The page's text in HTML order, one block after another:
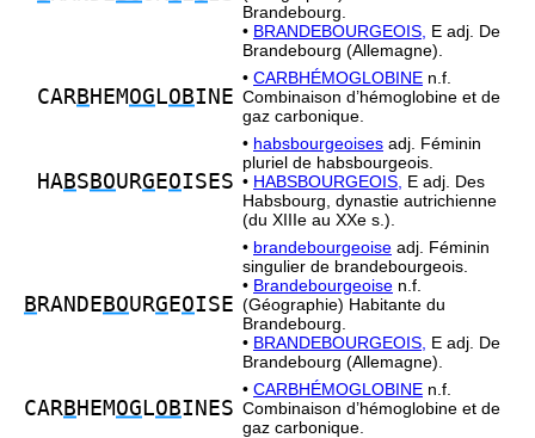
Brandebourg.
• BRANDEBOURGEOIS, E adj. De
Brandebourg (Allemagne).
CARB HEMOG LOBINE
• CARBHÉMOGLOBINE n.f.
Combinaison d’hémoglobine et de
gaz carbonique.
HABS BOURG EOISES
• habsbourgeoises adj. Féminin
pluriel de habsbourgeois.
• HABSBOURGEOIS, E adj. Des
Habsbourg, dynastie autrichienne
(du XIIIe au XXe s.).
B RANDE BOURG EOISE
• brandebourgeoise adj. Féminin
singulier de brandebourgeois.
• Brandebourgeoise n.f.
(Géographie) Habitante du
Brandebourg.
• BRANDEBOURGEOIS, E adj. De
Brandebourg (Allemagne).
CARB HEMOG LOBINES
• CARBHÉMOGLOBINE n.f.
Combinaison d’hémoglobine et de
gaz carbonique.